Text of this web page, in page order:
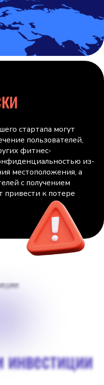
стартапа могут
пользователей,
фитнес-
из-
местоположения, а
с получением
привести к потере